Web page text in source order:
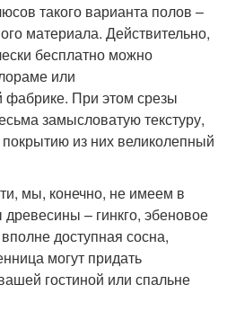
такого варианта полов –
материала. Действительно,
бесплатно можно
или
При этом срезы
замысловатую текстуру,
из них великолепный
мы, конечно, не имеем в
– гинкго, эбеновое
доступная сосна,
могут придать
гостиной или спальне